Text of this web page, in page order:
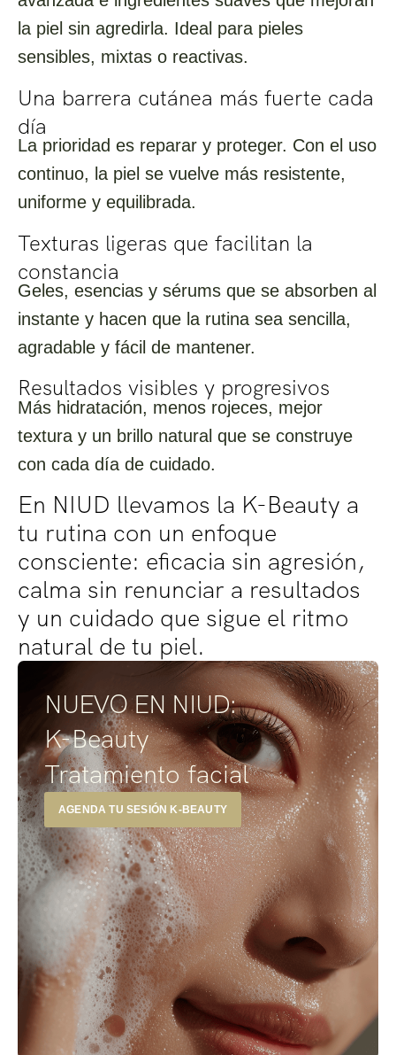
la piel sin agredirla. Ideal para pieles
sensibles, mixtas o reactivas.
Una barrera cutánea más fuerte cada
día
La prioridad es reparar y proteger. Con el uso
continuo, la piel se vuelve más resistente,
uniforme y equilibrada.
Texturas ligeras que facilitan la
constancia
Geles, esencias y sérums que se absorben al
instante y hacen que la rutina sea sencilla,
agradable y fácil de mantener.
Resultados visibles y progresivos
Más hidratación, menos rojeces, mejor
textura y un brillo natural que se construye
con cada día de cuidado.
En NIUD llevamos la K-Beauty a
tu rutina con un enfoque
consciente: eficacia sin agresión,
calma sin renunciar a resultados
y un cuidado que sigue el ritmo
natural de tu piel.
NUEVO EN NIUD:
K-Beauty
Tratamiento facial
AGENDA TU SESIÓN K-BEAUTY